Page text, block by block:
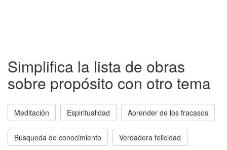
Simplifica la lista de obras
sobre propósito con otro tema
Meditación Espiritualidad Aprender de los fracasos
Búsqueda de conocimiento Verdadera felicidad